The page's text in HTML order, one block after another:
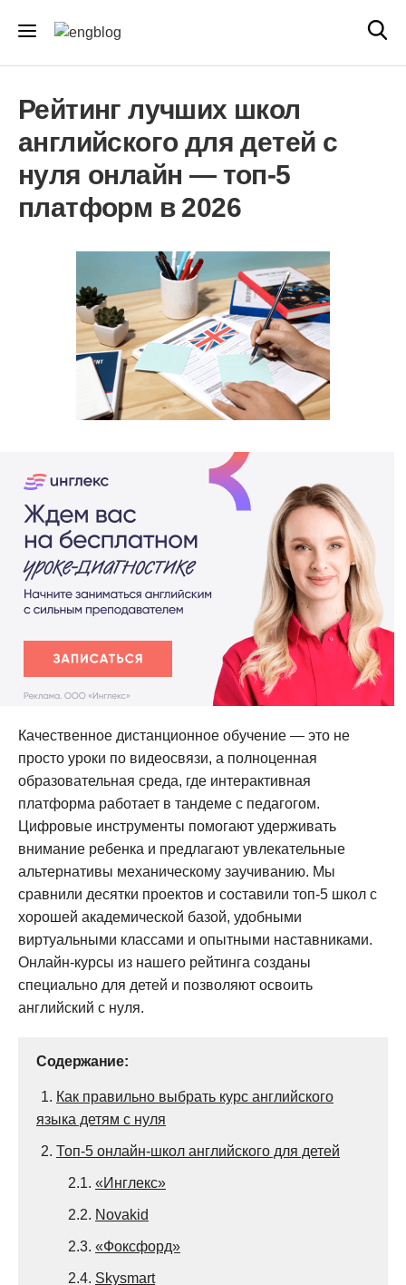
Рейтинг лучших школ
английского для детей с
нуля онлайн — топ-5
платформ в 2026
Качественное дистанционное обучение — это не
просто уроки по видеосвязи, а полноценная
образовательная среда, где интерактивная
платформа работает в тандеме с педагогом.
Цифровые инструменты помогают удерживать
внимание ребенка и предлагают увлекательные
альтернативы механическому заучиванию. Мы
сравнили десятки проектов и составили топ-5 школ с
хорошей академической базой, удобными
виртуальными классами и опытными наставниками.
Онлайн-курсы из нашего рейтинга созданы
специально для детей и позволяют освоить
английский с нуля.
Содержание:
1. Как правильно выбрать курс английского
языка детям с нуля
2. Топ-5 онлайн-школ английского для детей
2.1. «Инглекс»
2.2. Novakid
2.3. «Фоксфорд»
2.4. Skysmart